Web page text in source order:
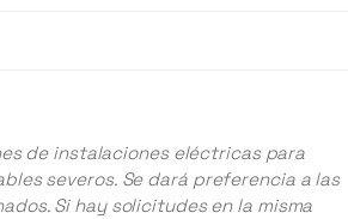
de instalaciones eléctricas para
severos. Se dará preferencia a las
Si hay solicitudes en la misma